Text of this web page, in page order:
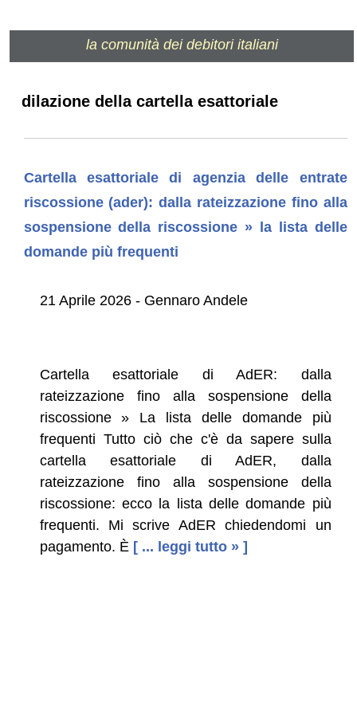
la comunità dei debitori italiani
dilazione della cartella esattoriale
Cartella esattoriale di agenzia delle entrate
riscossione (ader): dalla rateizzazione fino alla
sospensione della riscossione » la lista delle
domande più frequenti
21 Aprile 2026 - Gennaro Andele
Cartella esattoriale di AdER: dalla
rateizzazione fino alla sospensione della
riscossione » La lista delle domande più
frequenti Tutto ciò che c'è da sapere sulla
cartella esattoriale di AdER, dalla
rateizzazione fino alla sospensione della
riscossione: ecco la lista delle domande più
frequenti. Mi scrive AdER chiedendomi un
pagamento. È [ ... leggi tutto » ]